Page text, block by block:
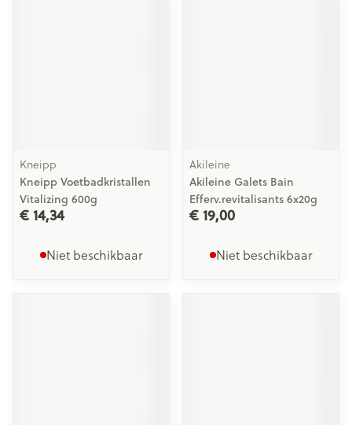
Kneipp
Kneipp Voetbadkristallen
Vitalizing 600g
€ 14,34
Niet beschikbaar
Akileine
Akileine Galets Bain
Efferv.revitalisants 6x20g
€ 19,00
Niet beschikbaar